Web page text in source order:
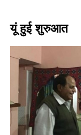
यूं हुई शुरुआत